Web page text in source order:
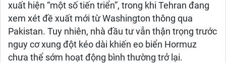
xuất hiện “một số tiến triển”, trong khi Tehran đang
xem xét đề xuất mới từ Washington thông qua
Pakistan. Tuy nhiên, nhà đầu tư vẫn thận trọng trước
nguy cơ xung đột kéo dài khiến eo biển Hormuz
chưa thể sớm hoạt động bình thường trở lại.